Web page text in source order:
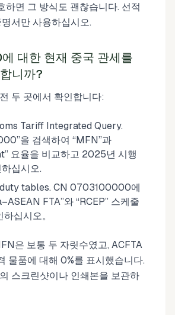
하면 그 방식도 괜찮습니다. 선적
서만 사용하십시오.
대한 현재 중국 관세를
니까?
두 곳에서 확인합니다:
Tariff Integrated Query.
을 검색하여 “MFN”과
요율을 비교하고 2025년 시행
십시오.
tables. CN 0703100000에
FTA”와 “RCEP” 스케줄
십시오。
은 보통 두 자릿수였고, ACFTA
물품에 대해 0%를 표시했습니다.
스크린샷이나 인쇄본을 보관하